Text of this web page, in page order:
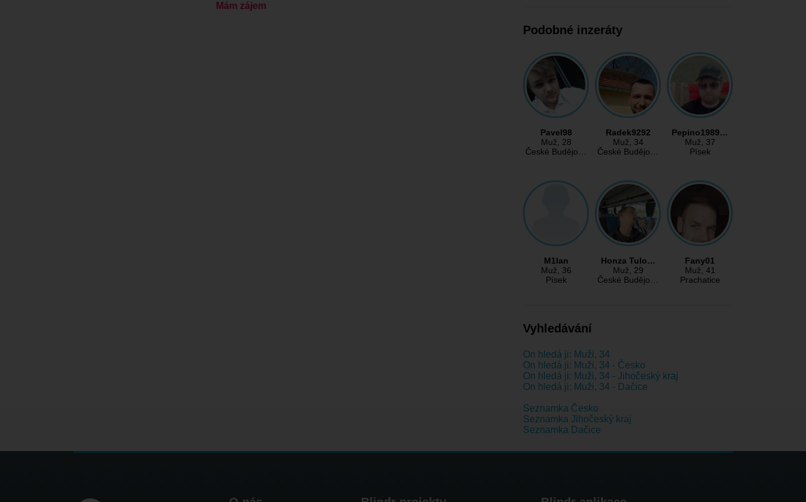
Mám zájem
Podobné inzeráty
Pavel98
Muž, 28
České Budějo…
Radek9292
Muž, 34
České Budějo…
Pepino1989…
Muž, 37
Písek
M1lan
Muž, 36
Písek
Honza Tulo…
Muž, 29
České Budějo…
Fany01
Muž, 41
Prachatice
Vyhledávání
On hledá ji: Muži, 34
On hledá ji: Muži, 34 - Česko
On hledá ji: Muži, 34 - Jihočeský kraj
On hledá ji: Muži, 34 - Dačice
Seznamka Česko
Seznamka Jihočeský kraj
Seznamka Dačice